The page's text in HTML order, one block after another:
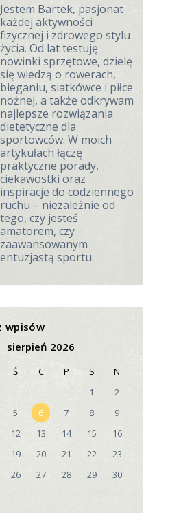
Jestem Bartek, pasjonat
każdej aktywności
fizycznej i zdrowego stylu
życia. Od lat testuję
nowinki sprzętowe, dzielę
się wiedzą o rowerach,
bieganiu, siatkówce i piłce
nożnej, a także odkrywam
najlepsze rozwiązania
dietetyczne dla
sportowców. W moich
artykułach łączę
praktyczne porady,
ciekawostki oraz
inspiracje do codziennego
ruchu – niezależnie od
tego, czy jesteś
amatorem, czy
zaawansowanym
entuzjastą sportu.
wpisów
sierpień 2026
Ś C P S
N
1
2
5 6 7 8
9
12 13 14 15
16
19 20 21 22
23
26 27 28 29
30